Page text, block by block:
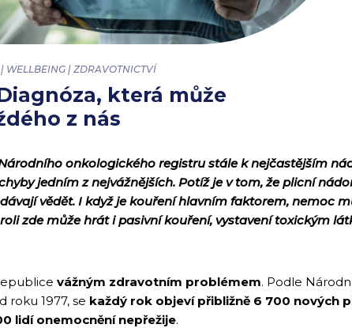
WELLBEING | ZDRAVOTNICTVÍ
která může
z nás
onkologického registru stále k nejčastějším
jedním z nejvážnějších. Potíž je v tom, že plicní
vědět. I když je kouření hlavním faktorem, nemoc
zde může hrát i pasivní kouření, vystavení toxickým
vážným zdravotním problémem. Podle
roku 1977, se každý rok objeví přibližně 6 700 nových
lidí onemocnění nepřežije.